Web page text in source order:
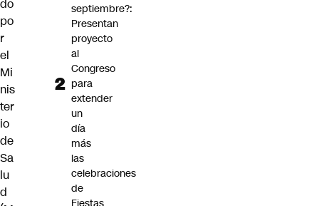
do
po
r
el
Mi
nis
ter
io
de
Sa
lu
d
septiembre?:
Presentan
proyecto
al
Congreso
para
extender
un
día
más
las
celebraciones
de
Fiestas